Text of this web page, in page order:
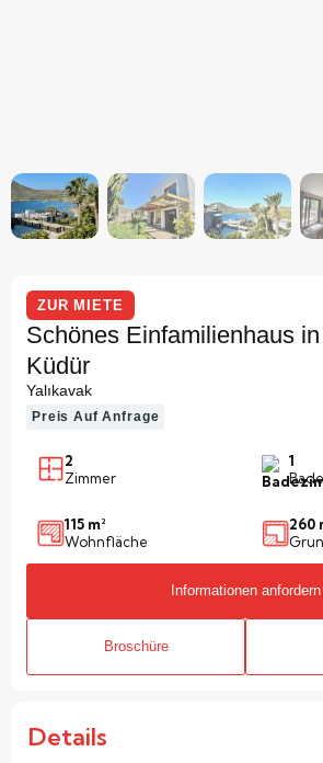
ZUR MIETE
Schönes Einfamilienhaus
Küdür
Yalıkavak
Preis Auf Anfrage
2
Zimmer
1
115 m²
Wohnfläche
260
Informationen anfordern
Broschüre
Details